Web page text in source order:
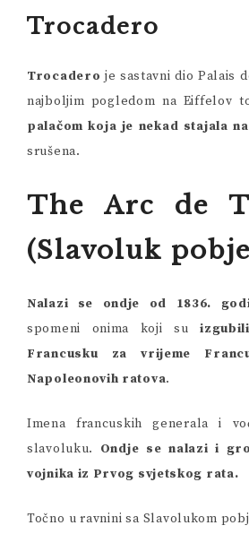
Trocadero
Trocadero je sastavni dio Palais
najboljim pogledom na Eiffelov
palačom koja je nekad stajala
srušena.
The Arc de
(Slavoluk
Nalazi se ondje od 1836.
spomeni onima koji su
Francusku za vrijeme
Napoleonovih ratova.
Imena francuskih generala i
slavoluku. Ondje se nalazi i
vojnika iz Prvog svjetskog rata.
Točno u ravnini sa Slavolukom